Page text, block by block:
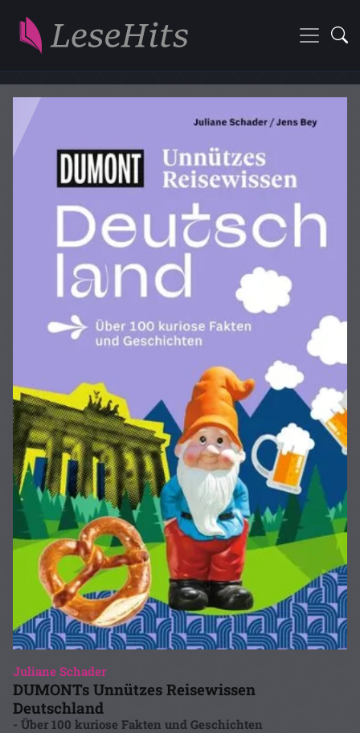
Juliane Schader
DUMONTs Unnützes Reisewissen
Deutschland
- Über 100 kuriose Fakten und Geschichten